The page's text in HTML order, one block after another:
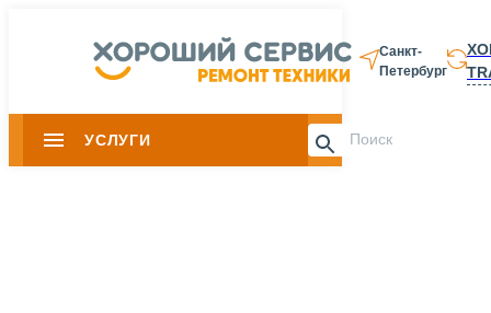
Санкт-
Петербург
УСЛУГИ 8 812 337-